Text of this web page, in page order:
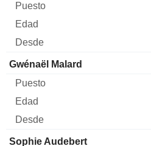
Gwénaël Malard
Sophie Audebert